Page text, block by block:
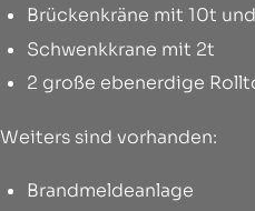
Brückenkräne mit 10t
Schwenkkrane mit 2t
2 große ebenerdige
Weiters sind vorhanden:
Brandmeldeanlage